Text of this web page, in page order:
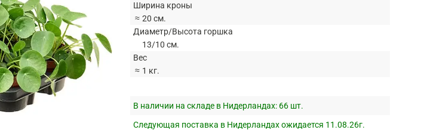
Ширина кроны
≈ 20 см.
Диаметр/Высота горшка
13/10 см.
Вес
≈ 1 кг.
В наличии на складе в Нидерландах: 66 шт.
Следующая поставка в Нидерландах ожидается 11.08.26г.